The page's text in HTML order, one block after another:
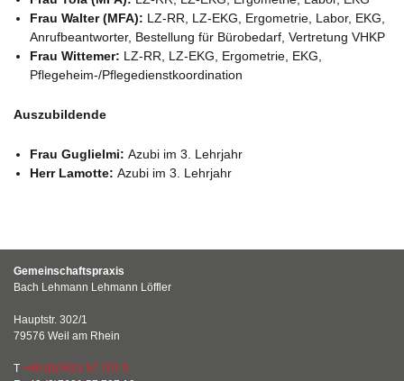
Frau Walter (MFA): LZ-RR, LZ-EKG, Ergometrie, Labor, EKG,
Anrufbeantworter, Bestellung für Bürobedarf, Vertretung VHKP
Frau Wittemer: LZ-RR, LZ-EKG, Ergometrie, EKG,
Pflegeheim-/Pflegedienstkoordination
Auszubildende
Frau Guglielmi: Azubi im 3. Lehrjahr
Herr Lamotte: Azubi im 3. Lehrjahr
Gemeinschaftspraxis
Bach Lehmann Lehmann Löffler
Hauptstr. 302/1
79576 Weil am Rhein
T +49 (0)7621 57 707 0